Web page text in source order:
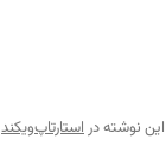
این نوشته دراستارتاپ‌ویکند